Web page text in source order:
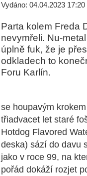
Vydáno: 04.04.2023
Parta kolem Freda
nevymřeli. Nu-
úplně fuk, že je
odkladech to
Foru Karlín.
se houpavým
třiadvacet let staré
Hotdog Flavored
deska) sází do davu
jako v roce 99, na
pořád dokáží rozjet